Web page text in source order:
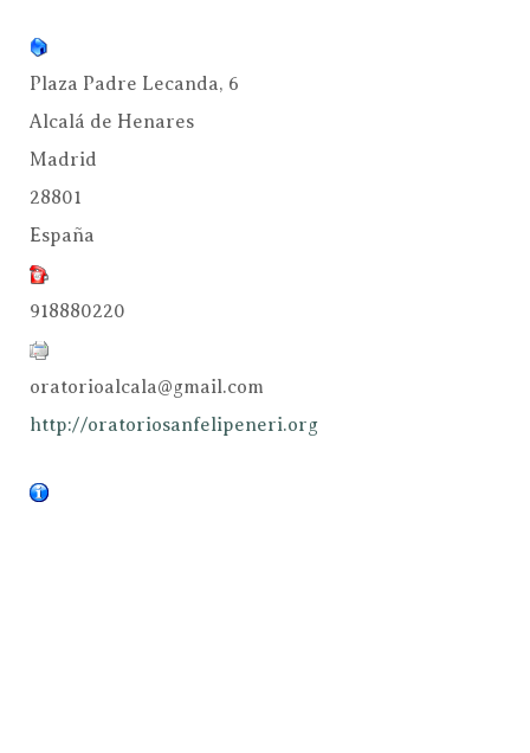
Plaza Padre Lecanda, 6
Alcalá de Henares
Madrid
28801
España
918880220
oratorioalcala@gmail.com
http://oratoriosanfelipeneri.org